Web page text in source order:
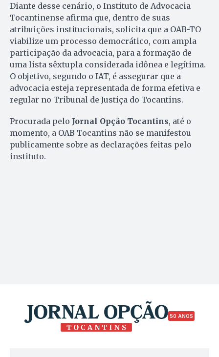
Diante desse cenário, o Instituto de Advocacia
Tocantinense afirma que, dentro de suas
atribuições institucionais, solicita que a OAB-TO
viabilize um processo democrático, com ampla
participação da advocacia, para a formação de
uma lista sêxtupla considerada idônea e legítima.
O objetivo, segundo o IAT, é assegurar que a
advocacia esteja representada de forma efetiva e
regular no Tribunal de Justiça do Tocantins.
Procurada pelo Jornal Opção Tocantins, até o
momento, a OAB Tocantins não se manifestou
publicamente sobre as declarações feitas pelo
instituto.
50 ANOS